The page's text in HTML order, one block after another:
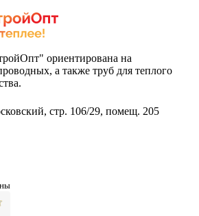
ориентирована на
а также труб для теплого
стр. 106/29, помещ. 205